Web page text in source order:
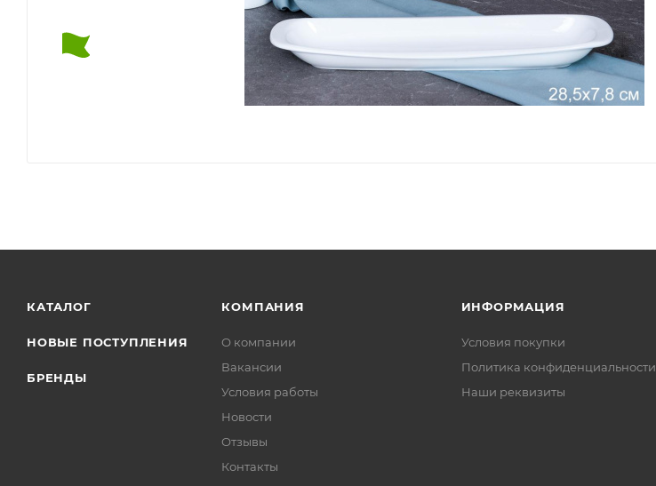
КАТАЛОГ
НОВЫЕ ПОСТУПЛЕНИЯ
БРЕНДЫ
КОМПАНИЯ
О компании
Вакансии
Условия работы
Новости
Отзывы
Контакты
ИНФОРМАЦИЯ
Условия покупки
Политика конфиденциальности
Наши реквизиты